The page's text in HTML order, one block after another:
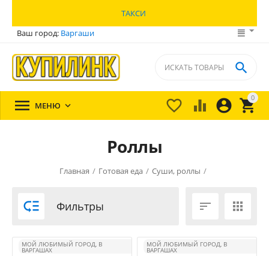
ТАКСИ
Ваш город: Варгаши
0


 

 МЕНЮ 
Роллы
Главная / Готовая еда / Суши, роллы /
 Фильтры  
МОЙ ЛЮБИМЫЙ ГОРОД, В
ВАРГАШАХ
МОЙ ЛЮБИМЫЙ ГОРОД, В
ВАРГАШАХ